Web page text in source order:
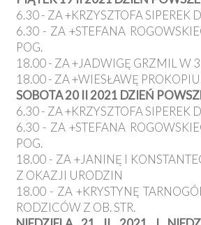
6.30 - ZA +KRZYSZTOFA SIPEREK
6.30 - ZA +STEFANA
POG.
18.00 - ZA +JADWIGĘ GRZMIL W
18.00 - ZA +WIESŁAWĘ
SOBOTA 20 II 2021 DZIEŃ
6.30 - ZA +KRZYSZTOFA SIPEREK
6.30 - ZA +STEFANA
POG.
18.00 - ZA +JANINĘ I
Z OKAZJI URODZIN
18.00 - ZA +KRYSTYNĘ
RODZICÓW Z OB. STR.